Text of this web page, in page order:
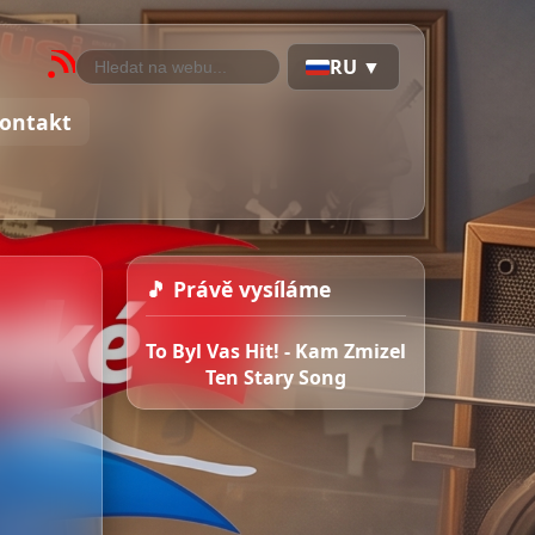
RU ▼
🎵 Právě vysíláme
To Byl Vas Hit! - Kam Zmizel
Ten Stary Song